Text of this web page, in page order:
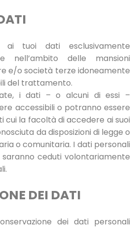
ai tuoi dati esclusivamente
nell’ambito delle mansioni
e/o società terze idoneamente
del trattamento.
i dati – o alcuni di essi –
accessibili o potranno essere
cui la facoltà di accedere ai suoi
da disposizioni di legge o
o comunitaria. I dati personali
saranno ceduti volontariamente
DEI DATI
dei dati personali